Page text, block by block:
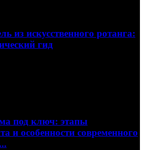
из искусственного ротанга:
гид
под ключ: этапы
и особенности современного